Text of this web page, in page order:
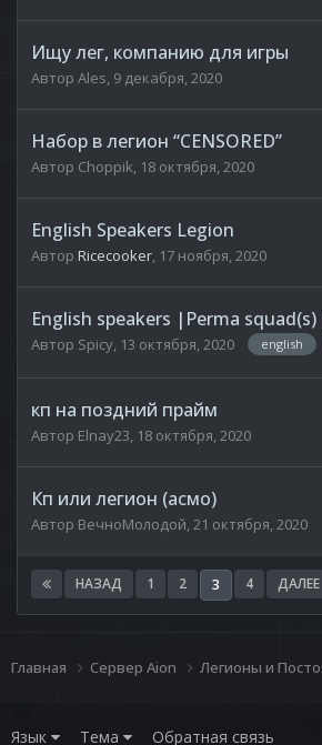
Ищу лег, компанию для игры
Автор Ales, 9 декабря, 2020
Набор в легион “CENSORED”
Автор Choppik, 18 октября, 2020
English Speakers Legion
Автор Ricecooker, 17 ноября, 2020
English speakers |Perma
Автор Spicy, 13 октября, 2020 english
кп на поздний прайм
Автор Elnay23, 18 октября, 2020
Кп или легион (асмо)
Автор ВечноМолодой,21 октября, 2020
НАЗАД 1 2 3 4 ДАЛЕЕ
Главная Сервер Aion Легионы и
Язык Тема Обратная связь